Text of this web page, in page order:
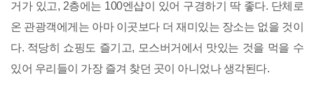
거가 있고, 2층에는 100엔샵이 있어 구경하기 딱 좋다. 단체로
온 관광객에게는 아마 이곳보다 더 재미있는 장소는 없을 것이
다. 적당히 쇼핑도 즐기고, 모스버거에서 맛있는 것을 먹을 수
있어 우리들이 가장 즐겨 찾던 곳이 아니었나 생각된다.